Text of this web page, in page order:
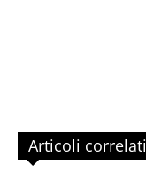
Articoli correlati